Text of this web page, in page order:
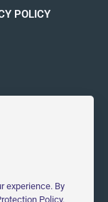
POLICY
experience. By
Policy.